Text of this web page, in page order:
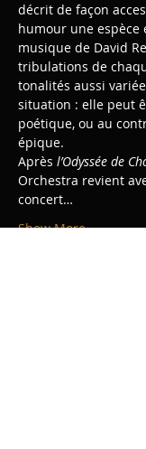
décrit de façon
humour une espèce
musique de David
tribulations de
tonalités aussi
situation : elle peut
poétique, ou au
épique.
Après l’Odyssée de
Orchestra revient
concert…
Show More